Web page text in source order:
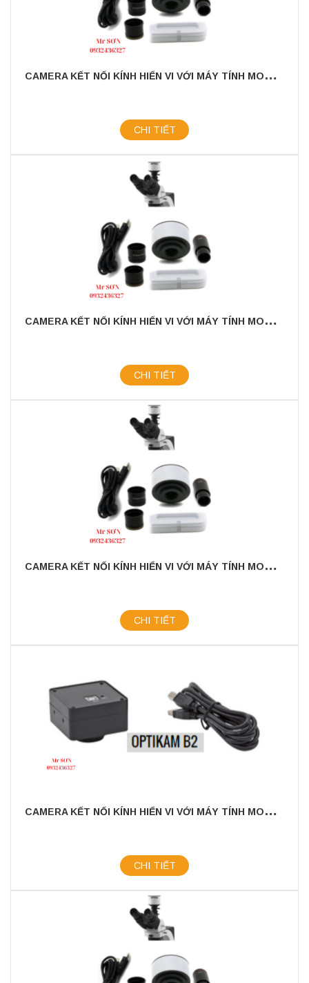
C
AMERA KẾT NỐI KÍNH HIỂN VI VỚI MÁY TÍNH MODEL: OPTIKAM - B9
CHI TIẾT
C
AMERA KẾT NỐI KÍNH HIỂN VI VỚI MÁY TÍNH MODEL: OPTIKAM - CB5
CHI TIẾT
C
AMERA KẾT NỐI KÍNH HIỂN VI VỚI MÁY TÍNH MODEL: OPTIKAM - B3
CHI TIẾT
C
AMERA KẾT NỐI KÍNH HIỂN VI VỚI MÁY TÍNH MODEL: OPTIKAM - B2
CHI TIẾT